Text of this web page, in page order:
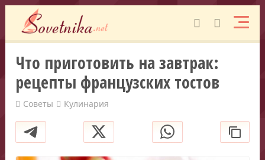
Что приготовить на завтрак:
рецепты французских тостов
Советы Кулинария